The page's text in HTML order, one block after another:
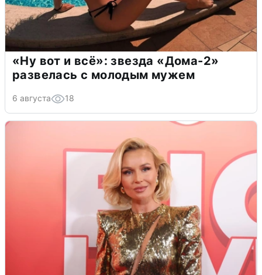
«Ну вот и всё»: звезда «Дома-2»
развелась с молодым мужем
6 августа 18